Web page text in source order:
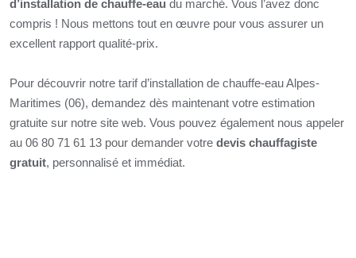
d’installation de chauffe-eau du marché. Vous l’avez donc
compris ! Nous mettons tout en œuvre pour vous assurer un
excellent rapport qualité-prix.
Pour découvrir notre tarif d’installation de chauffe-eau Alpes-
Maritimes (06), demandez dès maintenant votre estimation
gratuite sur notre site web. Vous pouvez également nous appeler
au 06 80 71 61 13 pour demander votre devis chauffagiste
gratuit, personnalisé et immédiat.